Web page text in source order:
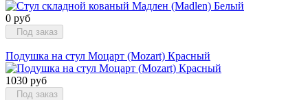
0 руб
Под заказ
Подушка на стул Моцарт (Mozart) Красный
1030 руб
Под заказ